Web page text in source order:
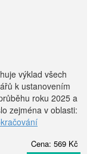
výklad všech
k ustanovením
roku 2025 a
zejména v oblasti:
Cena: 569 Kč